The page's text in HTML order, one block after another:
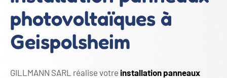
photovoltaïques à
Geispolsheim
GILLMANN SARL réalise votre installation panneaux